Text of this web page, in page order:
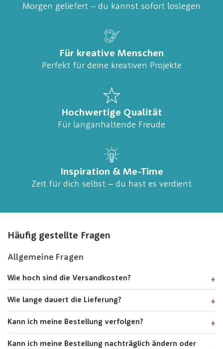
Morgen geliefert – du kannst sofort loslegen
Für kreative Menschen
Perfekt für deine kreativen Projekte
Hochwertige Qualität
Für langanhaltende Freude
Inspiration & Me-Time
Zeit für dich selbst – du hast es verdient
Häufig gestellte Fragen
Allgemeine Fragen
Wie hoch sind die Versandkosten?
Wie lange dauert die Lieferung?
Kann ich meine Bestellung verfolgen?
Kann ich meine Bestellung nachträglich ändern oder